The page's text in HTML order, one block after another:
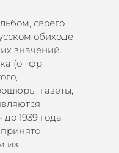
своего
обиходе
значений.
(от фр.
газеты,
1939 года
из